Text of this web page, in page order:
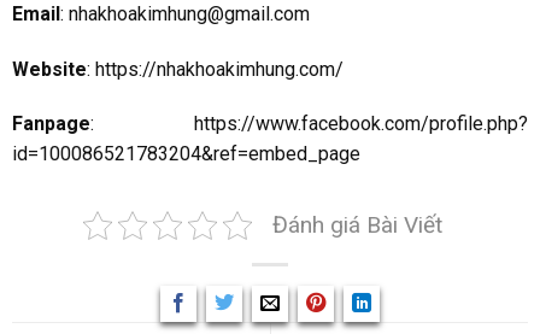
Email: nhakhoakimhung@gmail.com
Website: https://nhakhoakimhung.com/
Fanpage: https://www.facebook.com/profile.php?
id=100086521783204&ref=embed_page
Đánh giá Bài Viết